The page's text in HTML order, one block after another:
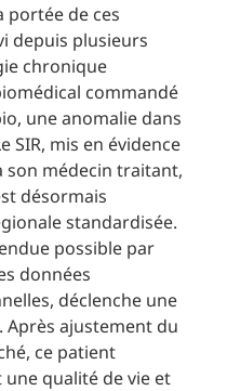
portée de ces
depuis plusieurs
chronique
commandé
une anomalie dans
SIR, mis en évidence
son médecin traitant,
désormais
standardisée.
possible par
données
déclenche une
ajustement du
ce patient
qualité de vie et